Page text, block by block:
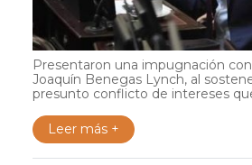
Presentaron una impugnación
Joaquín Benegas Lynch, al
presunto conflicto de intereses
Leer más +